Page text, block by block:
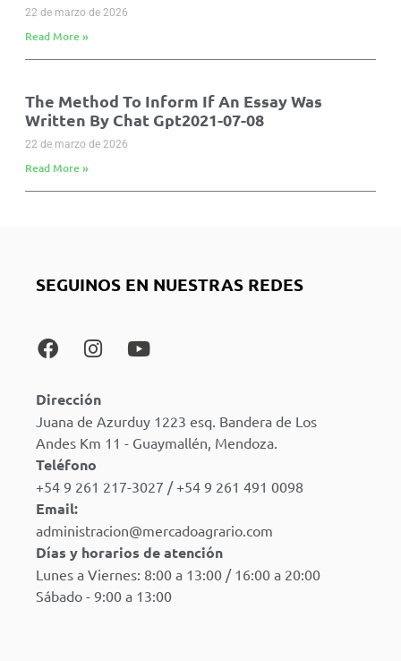
22 de marzo de 2026
Read More »
The Method To Inform If An Essay Was
Written By Chat Gpt2021-07-08
22 de marzo de 2026
Read More »
SEGUINOS EN NUESTRAS REDES
Dirección
Juana de Azurduy 1223 esq. Bandera de Los
Andes Km 11 - Guaymallén, Mendoza.
Teléfono
+54 9 261 217-3027 / +54 9 261 491 0098
Email:
administracion@mercadoagrario.com
Días y horarios de atención
Lunes a Viernes: 8:00 a 13:00 / 16:00 a 20:00
Sábado - 9:00 a 13:00